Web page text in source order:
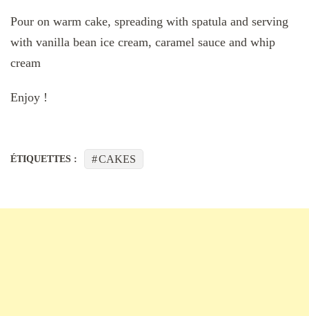
Pour on warm cake, spreading with spatula and serving
with vanilla bean ice cream, caramel sauce and whip
cream
Enjoy !
ÉTIQUETTES : CAKES